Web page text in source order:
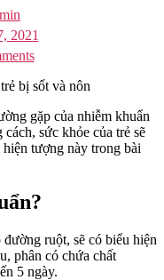
2021
on
Sốt
Cao
Nôn
Ở
Trẻ
Chừng
Nhiễm
Đường
Ruột
gặp của nhiễm khuẩn
sức khỏe của trẻ sẽ
tượng này trong bài
ruột, sẽ có biểu hiện
phân có chứa chất
5 ngày.